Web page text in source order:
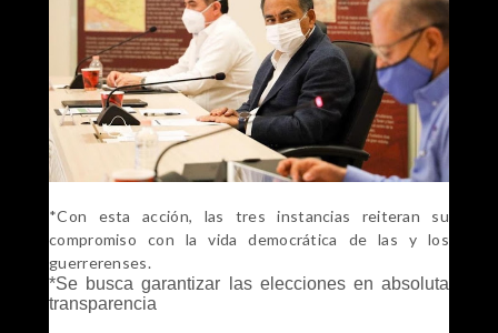
*Con esta acción, las tres instancias reiteran su
compromiso con la vida democrática de las y los
guerrerenses.
*Se busca garantizar las elecciones en absoluta
transparencia